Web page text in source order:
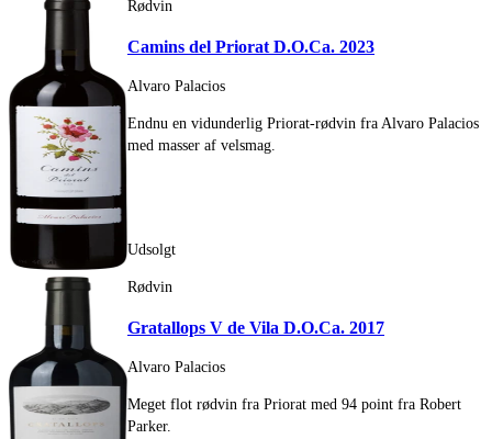
Rødvin
Camins del Priorat D.O.Ca. 2023
Alvaro Palacios
Endnu en vidunderlig Priorat-rødvin fra Alvaro Palacios
med masser af velsmag.
Udsolgt
Rødvin
Gratallops V de Vila D.O.Ca. 2017
Alvaro Palacios
Meget flot rødvin fra Priorat med 94 point fra Robert
Parker.